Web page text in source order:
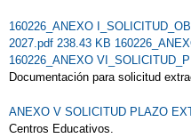
160226_ANEXO
2027.pdf 238.43 KB
160226_ANEXO
Documentación para solicitud
ANEXO V SOLICITUD PLAZO
Centros Educativos.